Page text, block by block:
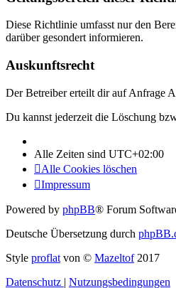
Diese Richtlinie umfasst nur den
darüber gesondert informieren.
Auskunftsrecht
Der Betreiber erteilt dir auf Anfrage
Du kannst jederzeit die Löschung
Alle Zeiten sind UTC+02:00
Alle Cookies löschen
Impressum
Powered by phpBB® Forum
Deutsche Übersetzung durch
Style proflat von © Mazeltof2017
Datenschutz | Nutzungsbedingungen